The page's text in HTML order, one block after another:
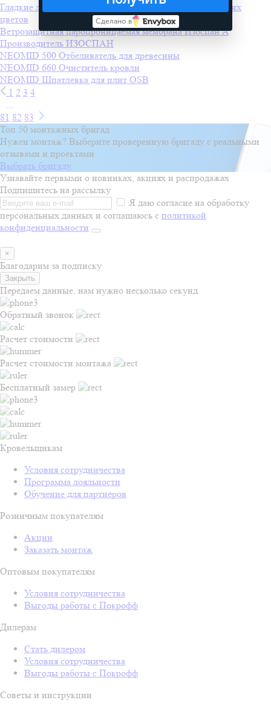
Гладкие листы 0,5 мм
Производитель Покрофф
+1 других
цветов
Ветрозащитная паропроницаемая мембрана Изоспан A
Производитель ИЗОСПАН
NEOMID 500 Отбеливатель для древесины
NEOMID 660 Очиститель кровли
NEOMID Шпатлевка для плит OSB
1 2 3 4
...
81 82 83
Топ 50 монтажных бригад
Нужен монтаж? Выберите проверенную бригаду с реальными
отзывами и проектами
Выбрать бригаду
Узнавайте первыми о новинках, акциях и распродажах
Подпишитесь на рассылку
Я даю согласие на обработку
персональных данных и соглашаюсь с политикой
конфиденциальности
×
Благодарим за подписку
Закрыть
Передаем данные, нам нужно несколько секунд
Обратный звонок
Расчет стоимости
Расчет стоимости монтажа
Бесплатный замер
Кровельщикам
Условия сотрудничества
Программа лояльности
Обучение для партнёров
Розничным покупателям
Акции
Заказать монтаж
Оптовым покупателям
Условия сотрудничества
Выгоды работы с Покрофф
Дилерам
Стать дилером
Условия сотрудничества
Выгоды работы с Покрофф
Советы и инструкции
Сделано в